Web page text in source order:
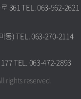
361 TEL. 063-562-2621
동) TEL. 063-270-2114
TEL. 063-472-2893
rights reserved.